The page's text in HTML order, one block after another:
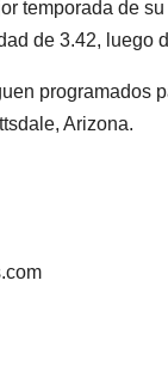
temporada de
de 3.42, luego
programados
Arizona.